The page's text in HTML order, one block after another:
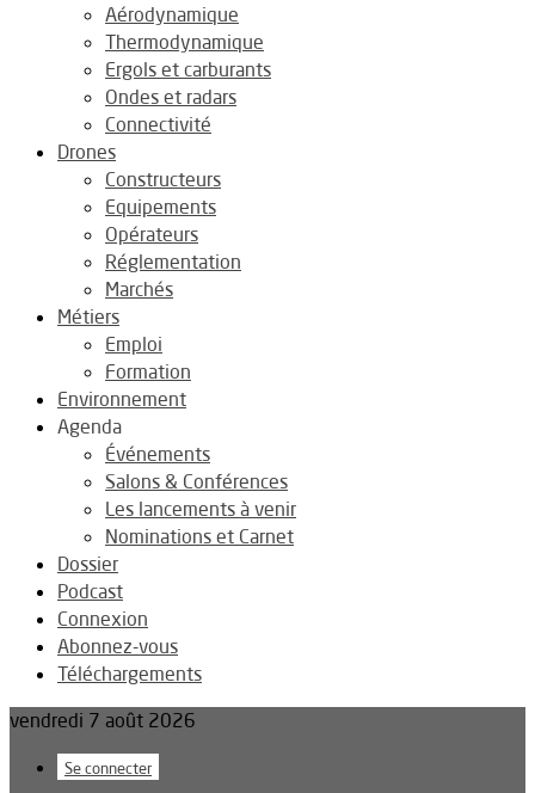
Aérodynamique
Thermodynamique
Ergols et carburants
Ondes et radars
Connectivité
Drones
Constructeurs
Equipements
Opérateurs
Réglementation
Marchés
Métiers
Emploi
Formation
Environnement
Agenda
Événements
Salons & Conférences
Les lancements à venir
Nominations et Carnet
Dossier
Podcast
Connexion
Abonnez-vous
Téléchargements
vendredi 7 août 2026
Se connecter